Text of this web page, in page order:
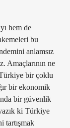
ı hem de
bu
anlamsız
Amaçlarının ne
bir çoklu
bir ekonomik
bir güvenlik
ki Türkiye
tartışmak